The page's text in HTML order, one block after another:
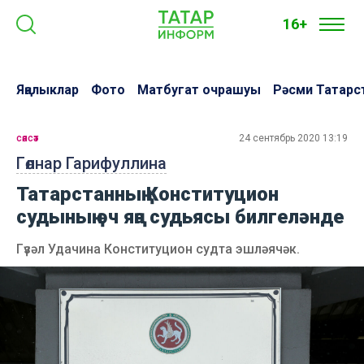
16+
Яңалыклар Фото Матбугат очрашуы Рәсми
Гөлнар Гарифуллина
сәясәт 24 сентябрь 2020 13:19
Татарстанның Конституцион
судының өч яңа судьясы билгеләнде
Гүзәл Удачина Конституцион судта эшләячәк.